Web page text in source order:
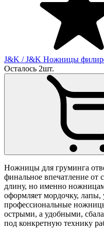
J&K / J&K Ножницы
Осталось 2шт.
Ножницы для груминга
финальное впечатление от
длину, но именно
оформляет мордочку,
профессиональные
острыми, а удобными,
под конкретную технику